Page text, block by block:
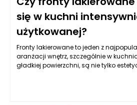
się w kuchni
użytkowanej?
Fronty lakierowane to jeden z
aranżacji wnętrz, szczególnie w
gładkiej powierzchni, są nie tylko
różnym stylom wnętrzarskim, od